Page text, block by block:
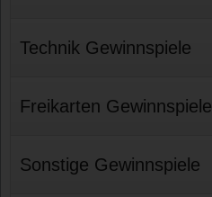
Technik Gewinnspiele
Freikarten Gewinnspiele
Sonstige Gewinnspiele